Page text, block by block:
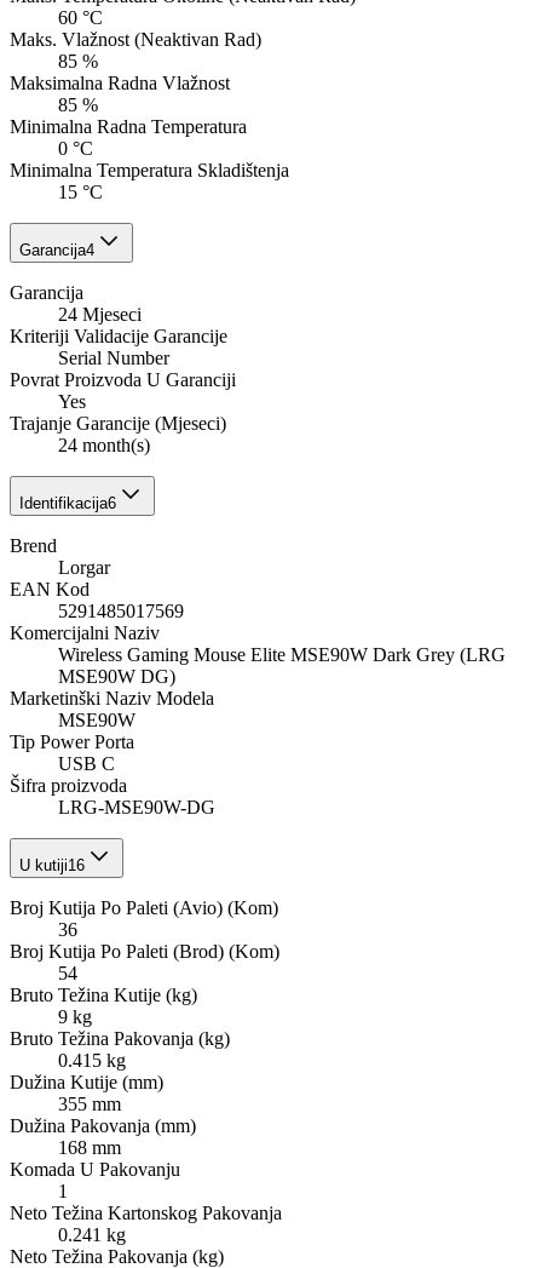
60 °C
Maks. Vlažnost (Neaktivan Rad)
85 %
Maksimalna Radna Vlažnost
85 %
Minimalna Radna Temperatura
0 °C
Minimalna Temperatura Skladištenja
15 °C
Garancija4
Garancija
24 Mjeseci
Kriteriji Validacije Garancije
Serial Number
Povrat Proizvoda U Garanciji
Yes
Trajanje Garancije (Mjeseci)
24 month(s)
Identifikacija6
Brend
Lorgar
EAN Kod
5291485017569
Komercijalni Naziv
Wireless Gaming Mouse Elite MSE90W Dark Grey (LRG
MSE90W DG)
Marketinški Naziv Modela
MSE90W
Tip Power Porta
USB C
Šifra proizvoda
LRG-MSE90W-DG
U kutiji16
Broj Kutija Po Paleti (Avio) (Kom)
36
Broj Kutija Po Paleti (Brod) (Kom)
54
Bruto Težina Kutije (kg)
9 kg
Bruto Težina Pakovanja (kg)
0.415 kg
Dužina Kutije (mm)
355 mm
Dužina Pakovanja (mm)
168 mm
Komada U Pakovanju
1
Neto Težina Kartonskog Pakovanja
0.241 kg
Neto Težina Pakovanja (kg)